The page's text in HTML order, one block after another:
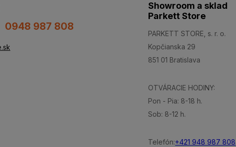
0948 987 808
Showroom a sklad
Parkett Store
PARKETT STORE, s. r. o.
Kopčianska 29
851 01 Bratislava
OTVÁRACIE HODINY:
Pon - Pia: 8-18 h.
Sob: 8-12 h.
Telefón:+421 948 987 808